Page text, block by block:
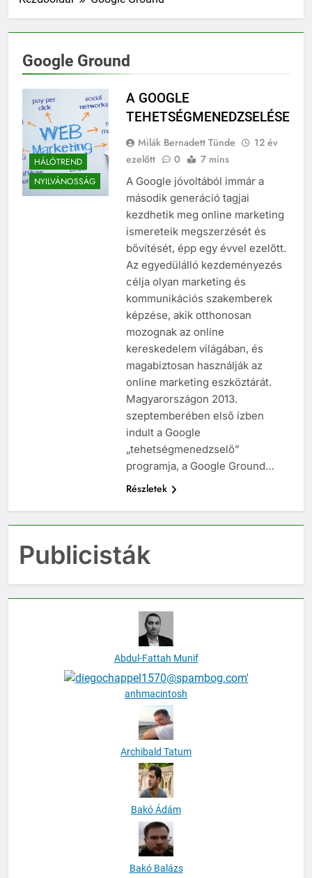
Google Ground
HÁLÓTREND
NYILVÁNOSSÁG
A GOOGLE
TEHETSÉGMENEDZSELÉSE
Milák Bernadett Tünde
12 év
ezelőtt
0 7 mins
A Google jóvoltából immár a
második generáció tagjai
kezdhetik meg online marketing
ismereteik megszerzését és
bővítését, épp egy évvel ezelőtt.
Az egyedülálló kezdeményezés
célja olyan marketing és
kommunikációs szakemberek
képzése, akik otthonosan
mozognak az online
kereskedelem világában, és
magabiztosan használják az
online marketing eszköztárát.
Magyarországon 2013.
szeptemberében első ízben
indult a Google
„tehetségmenedzselő”
programja, a Google Ground…
Részletek
Publicisták
Abdul-Fattah Munif
anhmacintosh
Archibald Tatum
Bakó Ádám
Bakó Balázs